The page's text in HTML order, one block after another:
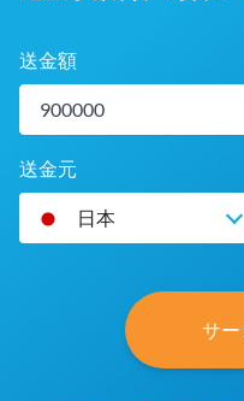
送金額
送金元
日本
サ